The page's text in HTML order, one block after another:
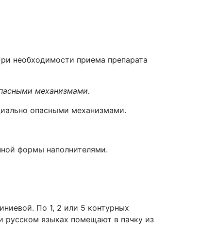
необходимости приема препарата
механизмами.
опасными механизмами.
формы наполнителями.
По 1, 2 или 5 контурных
русском языках помещают в пачку из